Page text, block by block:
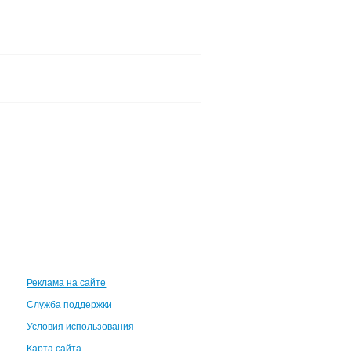
Реклама на сайте
Служба поддержки
Условия использования
Карта сайта